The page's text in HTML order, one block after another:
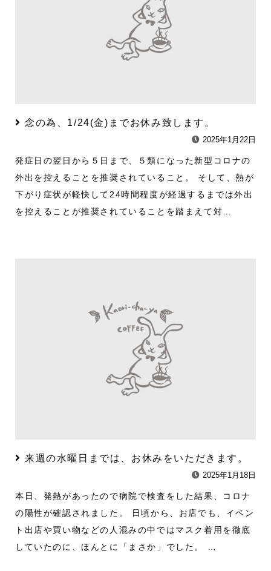
念の為、1/24(金)までお休み致します。
2025年1月22日
発症日の翌日から５日まで、５類になった新型コロナの
外出を控えることを推奨されていること。 そして、熱が
下がり症状が軽快して24時間程度が経過するまでは外出
を控えることが推奨されていることを踏まえて対…
来週の水曜日までは、お休みをいただきます。
2025年1月18日
本日、発熱があったので病院で検査をした結果、コロナ
の陽性が確認されました。 日頃から、お店でも、イベン
ト出店や買い物などの人混みの中ではマスク着用を徹底
していたのに、ほんとに「まさか」でした。 …